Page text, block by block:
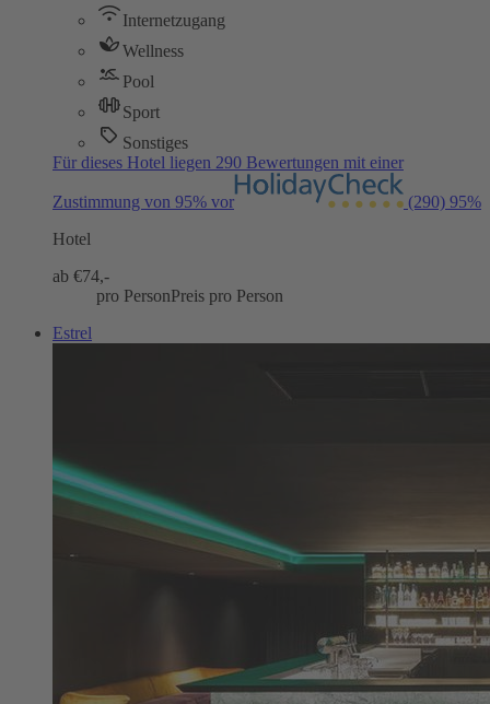
Internetzugang
Wellness
Pool
Sport
Sonstiges
Für dieses Hotel liegen 290 Bewertungen mit einer
Zustimmung von 95% vor (290) 95%
Hotel
ab €74,-
pro PersonPreis pro Person
Estrel